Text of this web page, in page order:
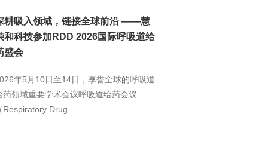
耕吸入领域，链接全球前沿 ——慧
和科技参加RDD 2026国际呼吸道给
盛会
年5月10日至14日，享誉全球的呼吸道
药领域重要学术会议呼吸道给药会议
Respiratory Drug